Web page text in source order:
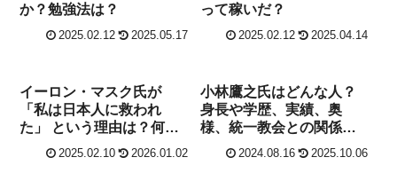
か？勉強法は？
2025.02.12 2025.05.17
って稼いだ？
2025.02.12 2025.04.14
イーロン・マスク氏が
「私は日本人に救われ
た」 という理由は？何が
あった？
2025.02.10 2026.01.02
小林鷹之氏はどんな人？
身長や学歴、実績、奥
様、統一教会との関係
は？
2024.08.16 2025.10.06